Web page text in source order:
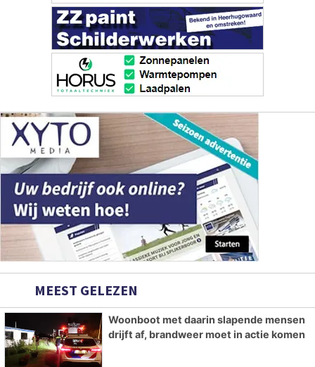
MEEST GELEZEN
Woonboot met daarin slapende mensen
drijft af, brandweer moet in actie komen